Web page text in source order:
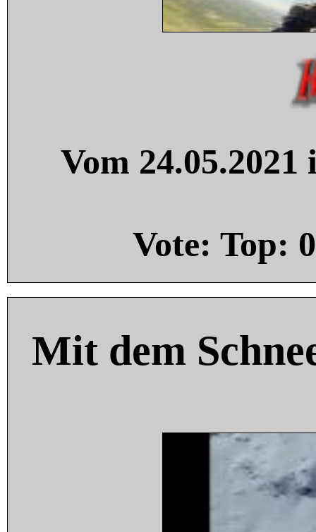
Vom
Vote: Top: 0
Mit dem